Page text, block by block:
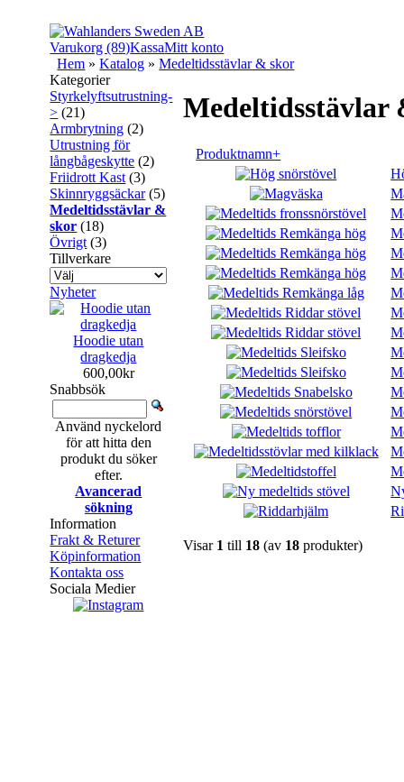
Varukorg (89)KassaMitt konto
Hem »Katalog »Medeltidsstävlar & skor
Medeltidsstävlar
Produktnamn+
Visar 1 till 18 (av 18 produkter)
Kategorier
Styrkelyftsutrustning-
> (21)
Armbrytning (2)
Utrustning för
långbågeskytte (2)
Friidrott Kast (3)
Skinnryggsäckar(5)
Medeltidsstävlar &
skor (18)
Övrigt (3)
Tillverkare
Nyheter
Hoodie utan
dragkedja
600,00kr
Snabbsök
Använd nyckelord
för att hitta den
produkt du söker
efter.
Avancerad
sökning
Information
Frakt & Returer
Köpinformation
Kontakta oss
Sociala Medier